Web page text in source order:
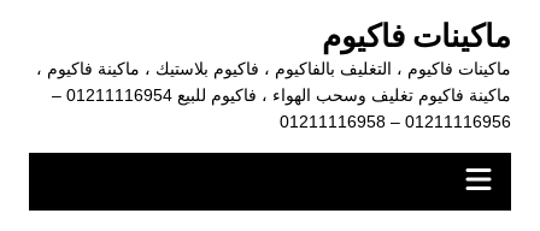
المحتوى
ماكينات فاكيوم
ماكينات فاكيوم ، التغليف بالفاكيوم ، فاكيوم بلاستيك ، ماكينة فاكيوم ،
ماكينة فاكيوم تغليف وسحب الهواء ، فاكيوم للبيع 01211116954 –
01211116956 – 01211116958